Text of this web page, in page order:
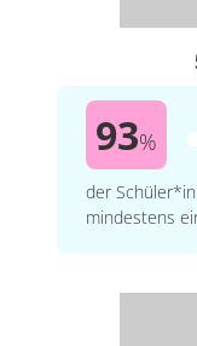
93%
der
mindestens